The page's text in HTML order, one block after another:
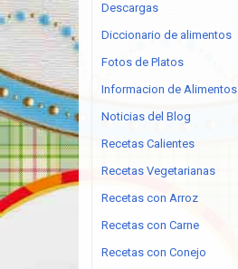
Descargas
Diccionario de alimentos
Fotos de Platos
Informacion de Alimentos
Noticias del Blog
Recetas Calientes
Recetas Vegetarianas
Recetas con Arroz
Recetas con Carne
Recetas con Conejo